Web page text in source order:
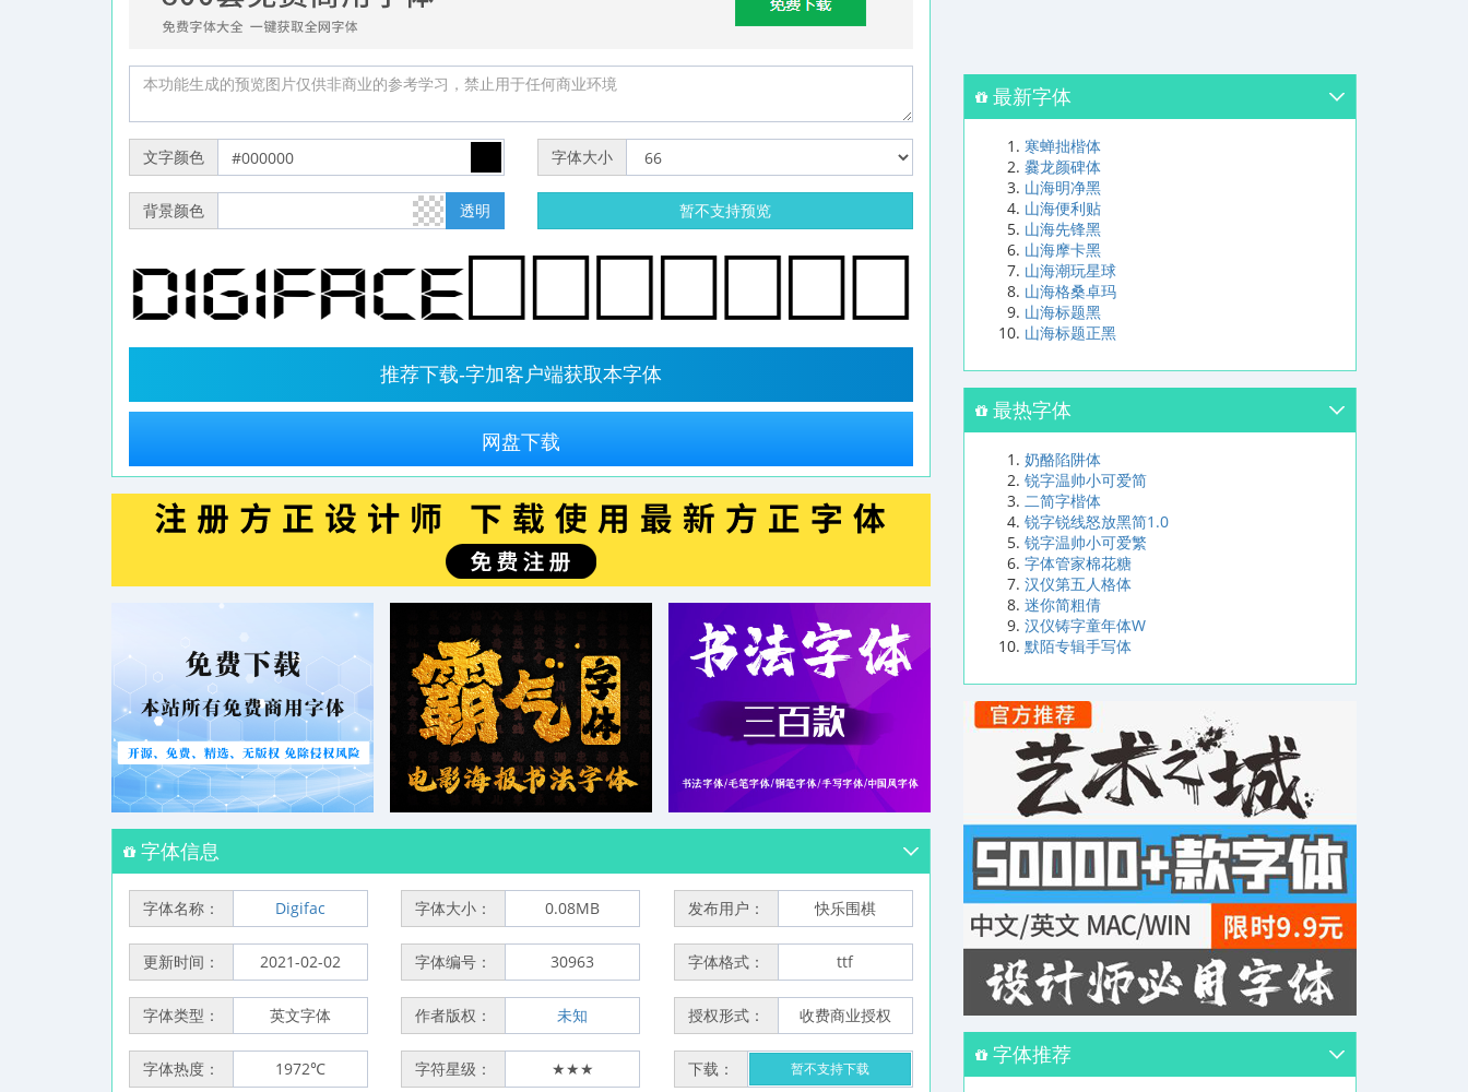
文字颜色 字体大小
背景颜色 透明 暂不支持预览
推荐下载-字加客户端获取本字体
网盘下载
字体信息
字体名称： Digifac 字体大小： 0.08MB 发布用户： 快乐围棋
更新时间： 2021-02-02 字体编号： 30963 字体格式： ttf
字体类型： 英文字体 作者版权： 未知 授权形式： 收费商业授权
字体热度： 1972℃ 字符星级： ★★★ 下载： 暂不支持下载
最新字体
寒蝉拙楷体
爨龙颜碑体
山海明净黑
山海便利贴
山海先锋黑
山海摩卡黑
山海潮玩星球
山海格桑卓玛
山海标题黑
山海标题正黑
最热字体
奶酪陷阱体
锐字温帅小可爱简
二简字楷体
锐字锐线怒放黑简1.0
锐字温帅小可爱繁
字体管家棉花糖
汉仪第五人格体
迷你简粗倩
汉仪铸字童年体W
默陌专辑手写体
字体推荐